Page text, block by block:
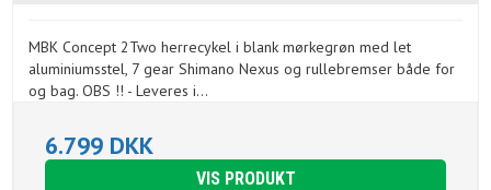
MBK Concept 2Two herrecykel i blank mørkegrøn med let
aluminiumsstel, 7 gear Shimano Nexus og rullebremser både for
og bag. OBS !! - Leveres i...
6.799 DKK
VIS PRODUKT